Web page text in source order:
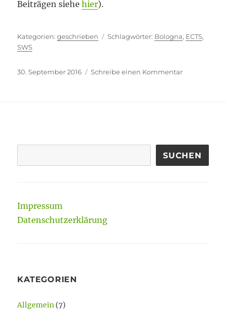
Beiträgen siehehier).
Kategorien
geschrieben Schlagwörter
Bologna, ECTS,
SWS
Veröffentlicht
30. September 2016 Schreibe einen Kommentarzu
SUCHEN
Impressum
Datenschutzerklärung
KATEGORIEN
Allgemein (7)